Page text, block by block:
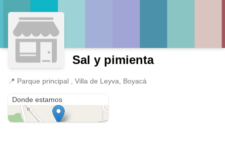
Sal y pimienta
📍 Parque principal , Villa de Leyva, Boyacá
Donde estamos